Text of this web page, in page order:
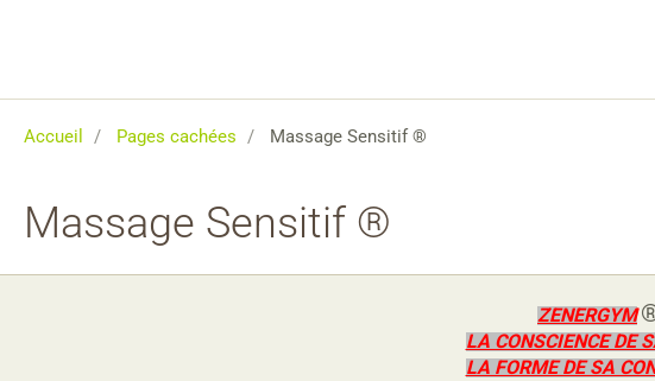
Accueil Pages cachées Massage Sensitif ®
Massage Sensitif ®
ZENERGYM
LA CONSCIENCE DE
LA FORME DE SA